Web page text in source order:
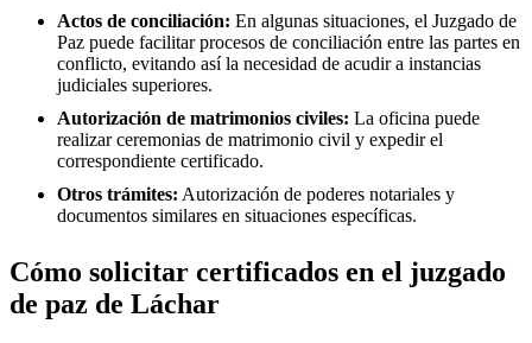
Actos de conciliación: En algunas situaciones, el Juzgado de
Paz puede facilitar procesos de conciliación entre las partes en
conflicto, evitando así la necesidad de acudir a instancias
judiciales superiores.
Autorización de matrimonios civiles: La oficina puede
realizar ceremonias de matrimonio civil y expedir el
correspondiente certificado.
Otros trámites: Autorización de poderes notariales y
documentos similares en situaciones específicas.
Cómo solicitar certificados en el juzgado
de paz de Láchar